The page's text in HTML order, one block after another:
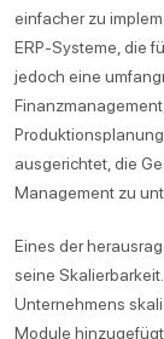
einfacher zu
ERP-Systeme, die
jedoch eine
ausgerichtet, die
Management zu
Eines der
seine
Unternehmens
Module